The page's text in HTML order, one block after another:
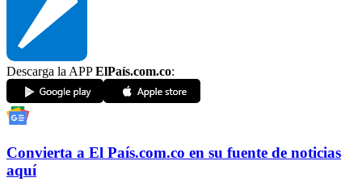
Descarga la APPElPaís.com.co:
Convierta a El País.com.co en su fuente de noticias
aquí